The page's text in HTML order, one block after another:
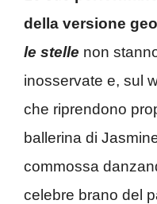
della versione
le stelle non
inosservate e, sul
che riprendono
ballerina di
commossa
celebre brano del